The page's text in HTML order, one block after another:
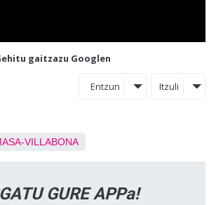
gaitzazu Googlen
Entzun Itzuli
VILLABONA
GURE APPa!